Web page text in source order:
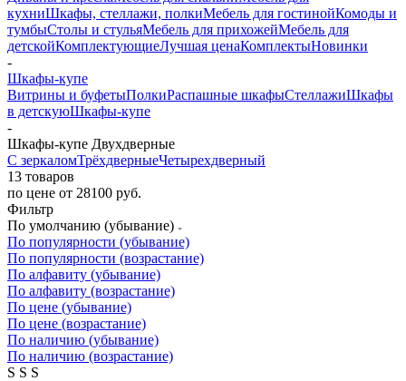
кухниШкафы, стеллажи, полкиМебель для гостинойКомоды и
тумбыСтолы и стульяМебель для прихожейМебель для
детскойКомплектующиеЛучшая ценаКомплектыНовинки
-
Шкафы-купе
Витрины и буфетыПолкиРаспашные шкафыСтеллажиШкафы
в детскуюШкафы-купе
-
Шкафы-купе Двухдверные
С зеркаломТрёхдверныеЧетырехдверный
13 товаров
по цене от 28100 руб.
Фильтр
По умолчанию (убывание)
По популярности (убывание)
По популярности (возрастание)
По алфавиту (убывание)
По алфавиту (возрастание)
По цене (убывание)
По цене (возрастание)
По наличию (убывание)
По наличию (возрастание)
S S S